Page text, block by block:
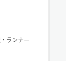
ランナー